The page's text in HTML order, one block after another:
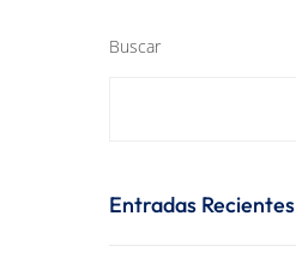
Buscar
Entradas Recientes